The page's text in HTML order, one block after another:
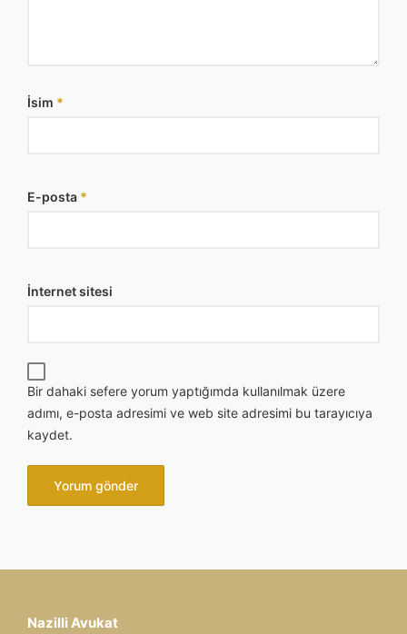
İsim *
E-posta *
İnternet sitesi
Bir dahaki sefere yorum yaptığımda kullanılmak üzere
adımı, e-posta adresimi ve web site adresimi bu tarayıcıya
kaydet.
Nazilli Avukat